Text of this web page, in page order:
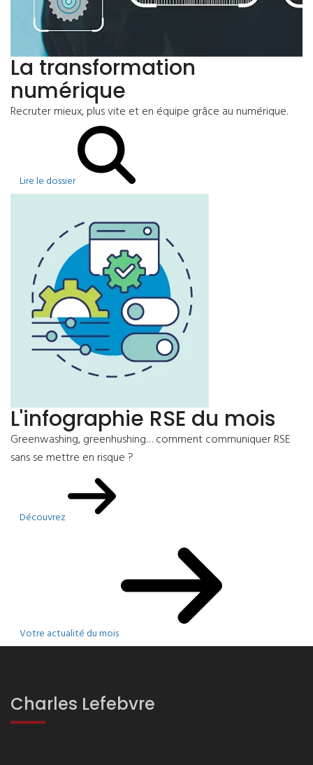
La transformation
numérique
Recruter mieux, plus vite et en équipe grâce au numérique.
Lire le dossier
L'infographie RSE du mois
Greenwashing, greenhushing… comment communiquer RSE
sans se mettre en risque ?
Découvrez
Votre actualité du mois
Charles Lefebvre